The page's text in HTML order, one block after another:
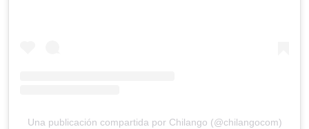
Una publicación compartida por Chilango (@chilangocom)